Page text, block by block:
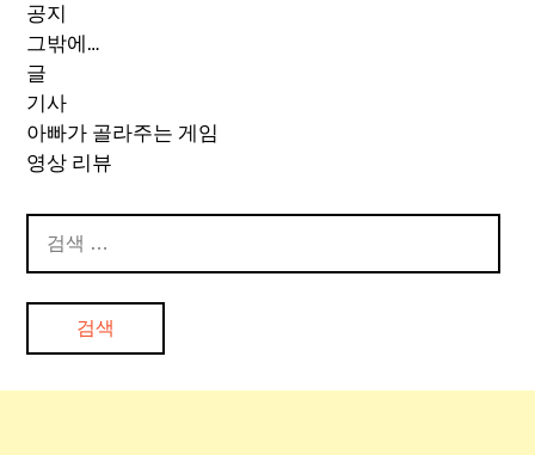
공지
그밖에…
글
기사
아빠가 골라주는 게임
영상 리뷰
색: